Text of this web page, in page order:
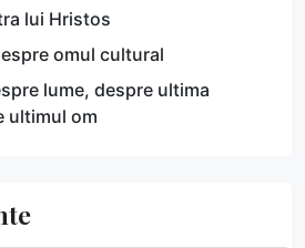
lui Hristos
omul cultural
lume, despre ultima
ultimul om